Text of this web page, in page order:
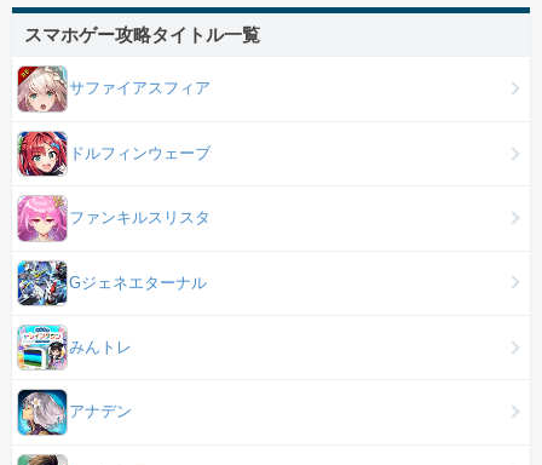
スマホゲー攻略タイトル一覧
サファイアスフィア
ドルフィンウェーブ
ファンキルスリスタ
Gジェネエターナル
みんトレ
アナデン